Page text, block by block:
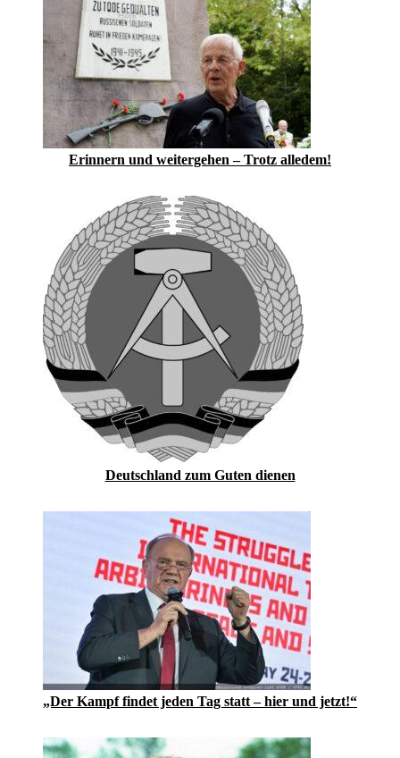
Erinnern und weitergehen – Trotz alledem!
Deutschland zum Guten dienen
„Der Kampf findet jeden Tag statt – hier und jetzt!“